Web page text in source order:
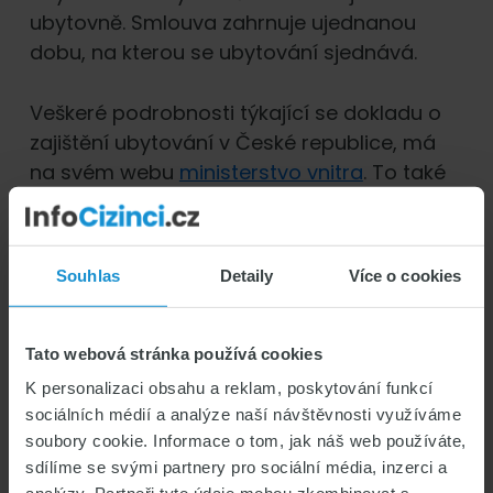
Souhlas Detaily Více o cookies
Tato webová stránka používá cookies
K personalizaci obsahu a reklam, poskytování funkcí
sociálních médií a analýze naší návštěvnosti využíváme
soubory cookie. Informace o tom, jak náš web používáte,
sdílíme se svými partnery pro sociální média, inzerci a
ubytovně. Smlouva zahrnuje ujednanou
dobu, na kterou se ubytování sjednává.
Veškeré podrobnosti týkající se dokladu o
zajištění ubytování v České republice, má
na svém webu ministerstvo vnitra. To také
definuje, kdy a jak je možné podat potvrzení
o zajištění ubytování elektronicky.
A přestože je to asi jasné, raději
musí mít svoje popisné nebo evidenční
číslo a musí sloužit jako objekt pro bydlení,
ubytování nebo rekreaci.